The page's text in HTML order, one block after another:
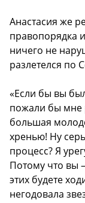
Анастасия же
правопорядка
ничего не
разлетелся по
«Если бы вы
пожали бы мне
большая
хренью! Ну
процесс? Я
Потому что вы
этих будете
негодовала